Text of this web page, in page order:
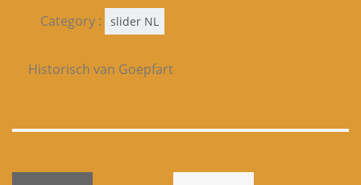
Category : slider NL
Historisch van Goepfart